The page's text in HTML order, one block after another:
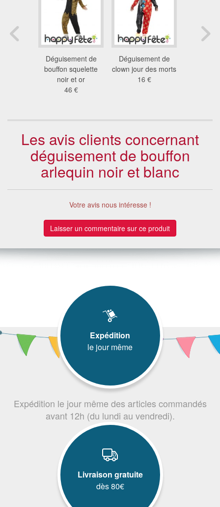
Déguisement de
bouffon squelette
noir et or
46 €
Déguisement de
clown jour des morts
16 €
Les avis clients concernant
déguisement de bouffon
arlequin noir et blanc
Votre avis nous intéresse !
Laisser un commentaire sur ce produit
Expédition
le jour même
Expédition le jour même des articles commandés
avant 12h (du lundi au vendredi).
Livraison gratuite
dès 80€